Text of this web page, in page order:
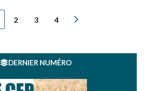
2 3 4
DERNIER NUMÉRO